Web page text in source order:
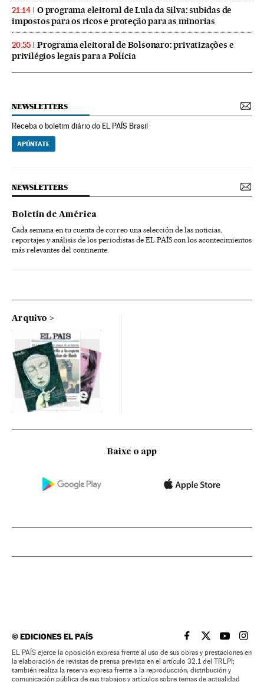
21:14
O programa eleitoral de Lula da Silva: subidas de
impostos para os ricos e proteção para as minorias
20:55
Programa eleitoral de Bolsonaro: privatizações e
privilégios legais para a Polícia
NEWSLETTERS
Receba o boletim diário do EL PAÍS Brasil
APÚNTATE
NEWSLETTERS
Boletín de América
Cada semana en tu cuenta de correo una selección de las noticias,
reportajes y análisis de los periodistas de EL PAÍS con los acontecimientos
más relevantes del continente.
Arquivo
Baixe o app
©EDICIONES EL PAÍS EL PAÍS BRASIL EN
EL PAÍSEL PAÍS
EL
EL PAÍS ejerce la oposición expresa frente al uso de sus obras y prestaciones en
la elaboración de revistas de prensa prevista en el artículo 32.1 del TRLPI;
también realiza la reserva expresa frente a la reproducción, distribución y
comunicación pública de sus trabajos y artículos sobre temas de actualidad